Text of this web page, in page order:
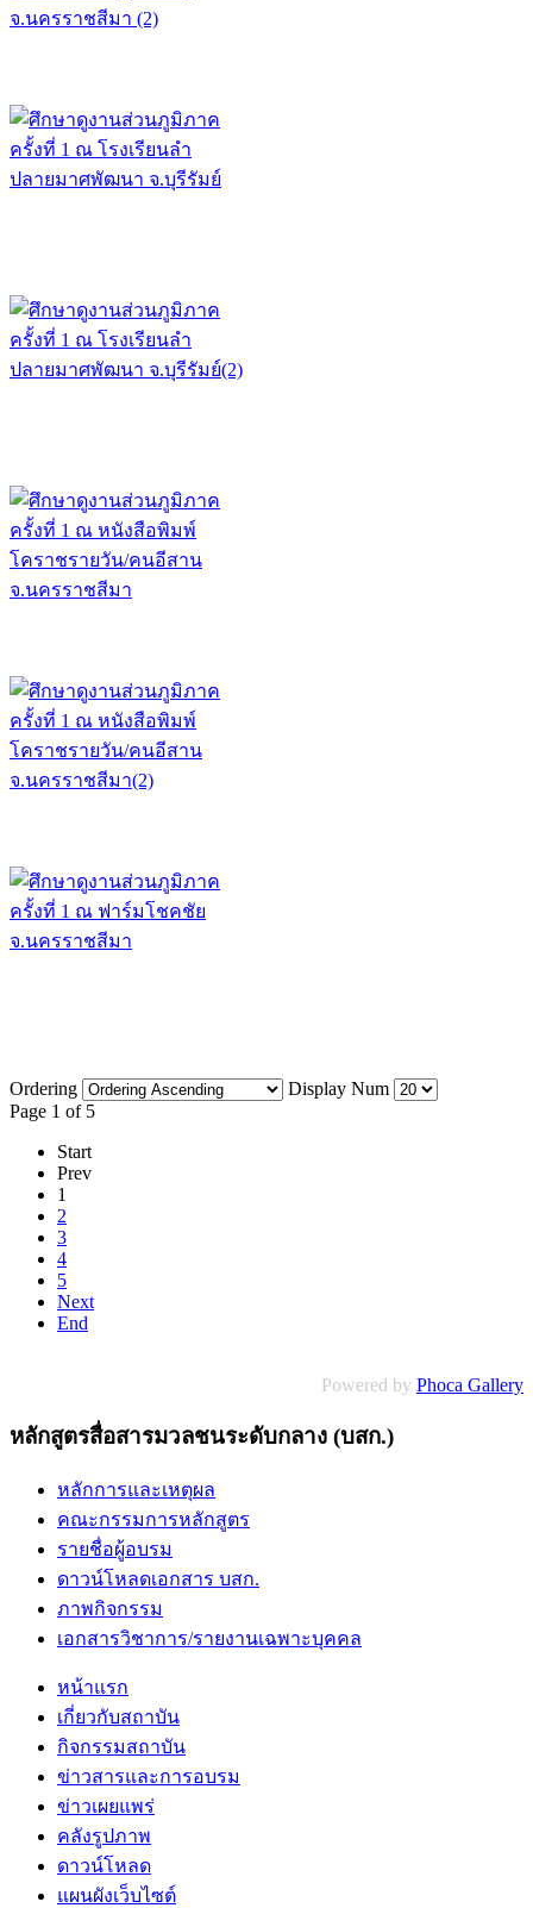
Ordering
Display Num
Page 1 of 5
Start
Prev
1
2
3
4
5
Next
End
Powered by Phoca Gallery
หลักสูตรสื่อสารมวลชนระดับกลาง (บสก.)
หลักการและเหตุผล
คณะกรรมการหลักสูตร
รายชื่อผู้อบรม
ดาวน์โหลดเอกสาร บสก.
ภาพกิจกรรม
เอกสารวิชาการ/รายงานเฉพาะบุคคล
หน้าแรก
เกี่ยวกับสถาบัน
กิจกรรมสถาบัน
ข่าวสารและการอบรม
ข่าวเผยแพร่
คลังรูปภาพ
ดาวน์โหลด
แผนผังเว็บไซต์